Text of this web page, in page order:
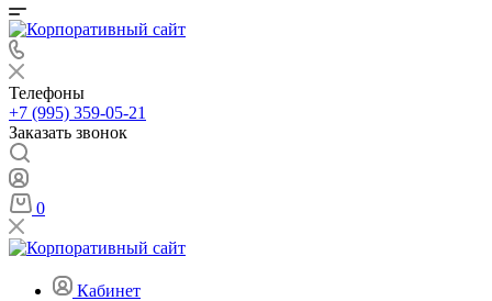
Телефоны
+7 (995) 359-05-21
Заказать звонок
0
Кабинет